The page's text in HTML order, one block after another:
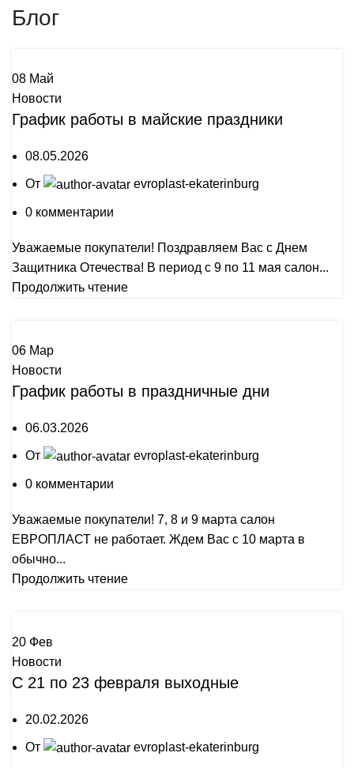
Блог
08 Май
Новости
График работы в майские праздники
08.05.2026
От evroplast-ekaterinburg
0 комментарии
Уважаемые покупатели! Поздравляем Вас с Днем
Защитника Отечества! В период с 9 по 11 мая салон...
Продолжить чтение
06 Мар
Новости
График работы в праздничные дни
06.03.2026
От evroplast-ekaterinburg
0 комментарии
Уважаемые покупатели! 7, 8 и 9 марта салон
ЕВРОПЛАСТ не работает. Ждем Вас с 10 марта в
обычно...
Продолжить чтение
20 Фев
Новости
С 21 по 23 февраля выходные
20.02.2026
От evroplast-ekaterinburg